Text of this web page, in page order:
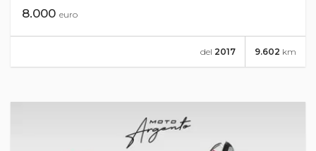
8.000 euro
9.602 km
del 2017